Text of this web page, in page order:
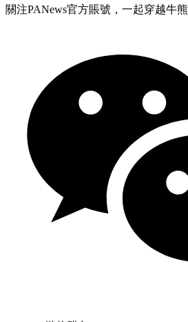
關注PANews官方賬號，一起穿越牛熊